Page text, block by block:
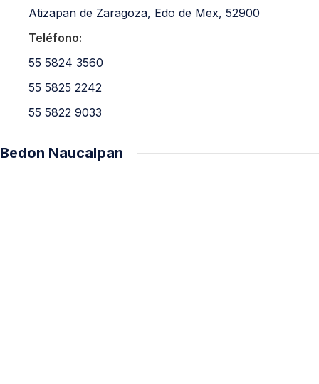
Atizapan de Zaragoza, Edo de Mex, 52900
Teléfono:
55 5824 3560
55 5825 2242
55 5822 9033
Bedon Naucalpan